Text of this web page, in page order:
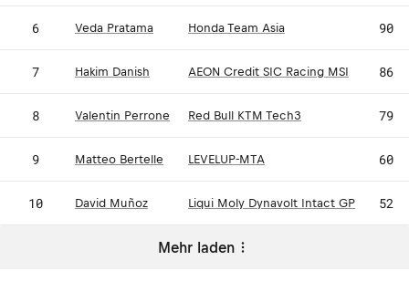
6 Veda Pratama Honda Team Asia 90
7 Hakim Danish AEON Credit SIC Racing MSI 86
8 Valentin Perrone Red Bull KTM Tech3 79
9 Matteo Bertelle LEVELUP-MTA 60
10 David Muñoz Liqui Moly Dynavolt Intact GP 52
Mehr laden